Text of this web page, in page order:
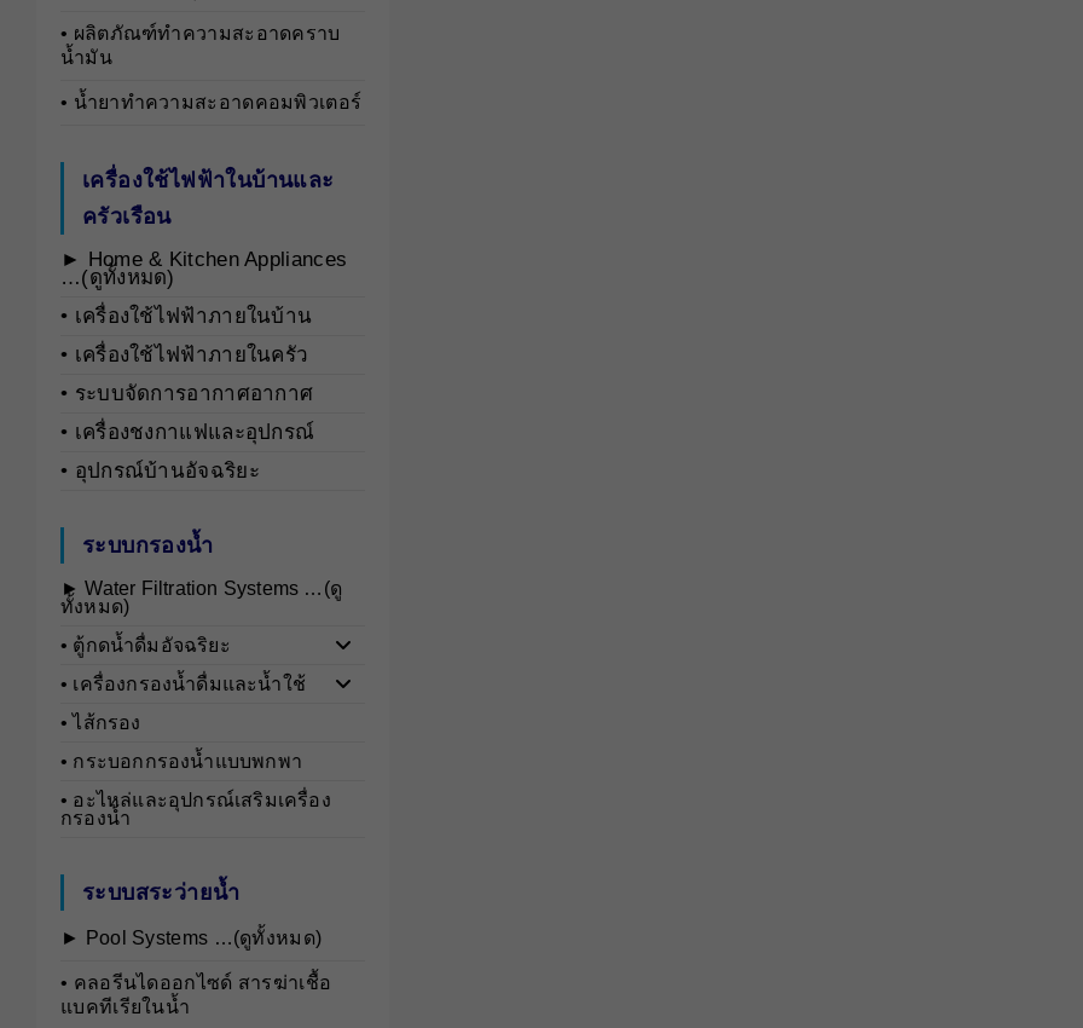
• ผลิตภัณฑ์ทำความสะอาดคราบ
น้ำมัน
• น้ำยาทำความสะอาดคอมพิวเตอร์
เครื่องใช้ไฟฟ้าในบ้านและ
ครัวเรือน
► Home & Kitchen Appliances
…(ดูทั้งหมด)
• เครื่องใช้ไฟฟ้าภายในบ้าน
• เครื่องใช้ไฟฟ้าภายในครัว
• ระบบจัดการอากาศอากาศ
• เครื่องชงกาแฟและอุปกรณ์
• อุปกรณ์บ้านอัจฉริยะ
ระบบกรองน้ำ
► Water Filtration Systems …(ดู
ทั้งหมด)
• ตู้กดน้ำดื่มอัจฉริยะ
• เครื่องกรองน้ำดื่มและน้ำใช้
• ไส้กรอง
• กระบอกกรองน้ำแบบพกพา
• อะไหล่และอุปกรณ์เสริมเครื่อง
กรองน้ำ
ระบบสระว่ายน้ำ
► Pool Systems …(ดูทั้งหมด)
• คลอรีนไดออกไซด์ สารฆ่าเชื้อ
แบคทีเรียในน้ำ